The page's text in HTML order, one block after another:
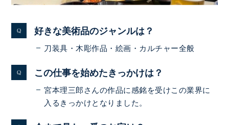
好きな美術品のジャンルは？
刀装具・木彫作品・絵画・カルチャー全般
この仕事を始めたきっかけは？
宮本理三郎さんの作品に感銘を受けこの業界に
入るきっかけとなりました。